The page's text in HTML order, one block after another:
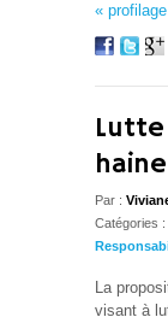
«
Par :
Catégories :
La
visant à